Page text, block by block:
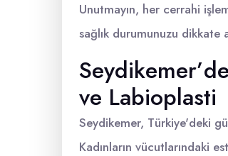
Unutmayın, her cerrahi
sağlık durumunuzu dikkate
ve Labioplasti
Seydikemer, Türkiye'deki
Kadınların vücutlarındaki